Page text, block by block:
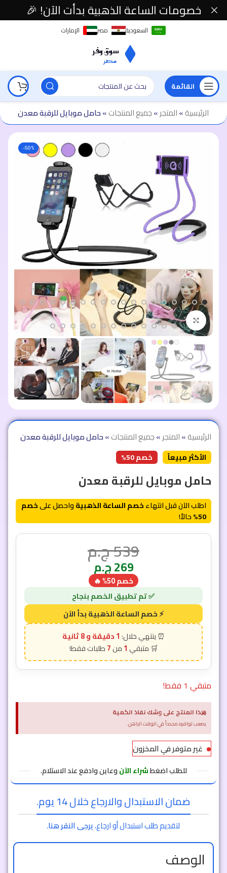
السعودية مصر الإمارات
القائمة
الرئيسية»المتجر»جميع المنتجات»حامل موبايل للرقبة معدن
-50%
اضغط للتكبير
الرئيسية»المتجر»جميع المنتجات»حامل موبايل للرقبة معدن
الأكثر مبيعاً خصم 50%
حامل موبايل للرقبة معدن
اطلب الآن قبل انتهاءخصم الساعة الذهبيةواحصل علىخصم
50% حالاً!
539ج.م
269ج.م
خصم 50% 🔥
1 دقيقة و 6 ثانية
1
7
متبقي 1 فقط!
هذا المنتج على وشك نفاذ الكمية
يصعب توافره مجدداً في الوقت الراهن.
×
غير متوفر في المخزون
للطلب اضغطشراء الآنوعاين وادفع عند الاستلام.
ضمان الاستبدال والارجاع خلال 14 يوم.
لتقديم طلب استبدال أو ارجاع،يرجى النقر هنا.
الوصف
خصومات الساعة الذهبية بدأت الآن! 🎉